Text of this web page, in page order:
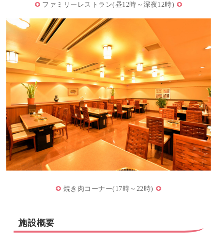
ファミリーレストラン(昼12時～深夜12時)
焼き肉コーナー(17時～22時)
施設概要